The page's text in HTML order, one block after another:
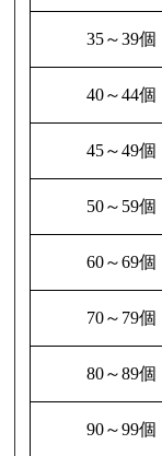
35～39個
40～44個
45～49個
50～59個
60～69個
70～79個
80～89個
90～99個